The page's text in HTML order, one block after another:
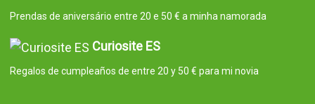
Prendas de aniversário entre 20 e 50 € a minha namorada
Curiosite ES
Regalos de cumpleaños de entre 20 y 50 € para mi novia